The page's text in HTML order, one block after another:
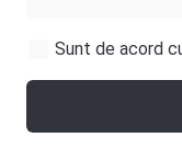
Sunt de acord